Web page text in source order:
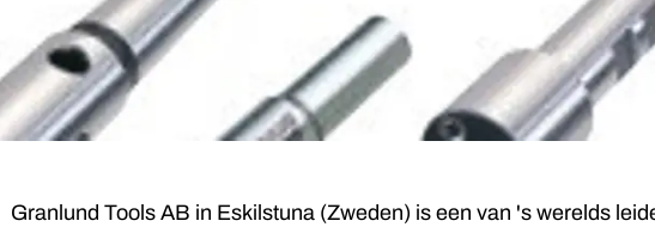
Granlund Tools AB in Eskilstuna (Zweden) is een van 's werelds